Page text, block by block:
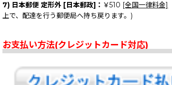
7) 日本郵便 定形外 [日本郵政]： ￥510 [全国一律料金]
上で、配達を行う郵便局へ持ち戻ります。)
お支払い方法(クレジットカード対応)